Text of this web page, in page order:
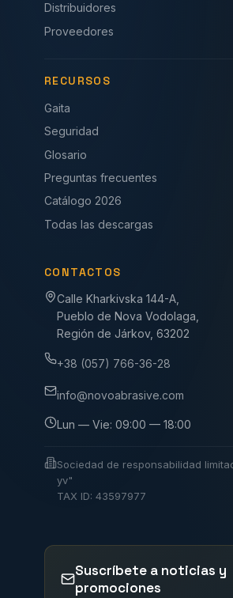
Distribuidores
Proveedores
RECURSOS
Gaita
Seguridad
Glosario
Preguntas frecuentes
Catálogo 2026
Todas las descargas
CONTACTOS
Calle Kharkivska 144-A,
Pueblo de Nova Vodolaga,
Región de Járkov, 63202
+38 (057) 766-36-28
info@novoabrasive.com
Lun — Vie: 09:00 — 18:00
Sociedad de responsabilidad
yv"
TAX ID: 43597977
Suscríbete a noticias y
promociones